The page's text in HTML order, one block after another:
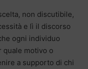
non discutibile,
e lì il discorso
ogni individuo
quale motivo o
a supporto di chi